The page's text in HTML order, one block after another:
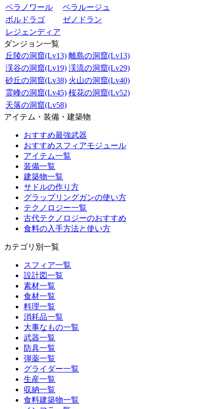
ベラノワール
ベラルージュ
ボルドラゴ
ゼノドラン
レジェンディア
ダンジョン一覧
丘陵の洞窟(Lv13) 離島の洞窟(Lv13)
渓谷の洞窟(Lv19) 渓流の洞窟(Lv29)
砂丘の洞窟(Lv38) 火山の洞窟(Lv40)
霊峰の洞窟(Lv45) 桜花の洞窟(Lv52)
天落の洞窟(Lv58)
アイテム・装備・建築物
おすすめ最強武器
おすすめスフィアモジュール
アイテム一覧
装備一覧
建築物一覧
サドルの作り方
グラップリングガンの使い方
テクノロジー一覧
古代テクノロジーのおすすめ
食料の入手方法と使い方
カテゴリ別一覧
スフィア一覧
設計図一覧
素材一覧
食材一覧
料理一覧
消耗品一覧
大事なもの一覧
武器一覧
防具一覧
弾薬一覧
グライダー一覧
生産一覧
収納一覧
食料建築物一覧